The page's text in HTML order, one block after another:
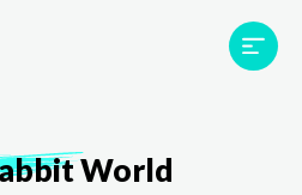
Proyectos
Testimonios
TWR World
World